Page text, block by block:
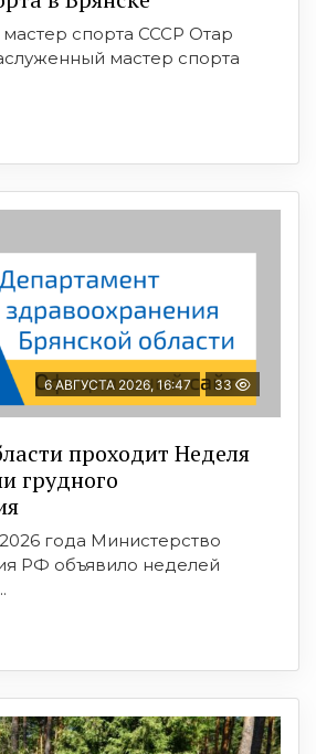
спорта СССР Отар
мастер спорта
6 АВГУСТА 2026, 16:47 33
проходит Неделя
грудного
года Министерство
РФ объявило неделей